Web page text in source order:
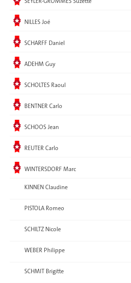
Elu
NILLES Joé
Elu
SCHARFF Daniel
Elu
ADEHM Guy
Elu
SCHOLTES Raoul
Elu
BENTNER Carlo
Elu
SCHOOS Jean
Elu
REUTER Carlo
Elu
WINTERSDORF Marc
KINNEN Claudine
PISTOLA Romeo
SCHILTZ Nicole
WEBER Philippe
SCHMIT Brigitte